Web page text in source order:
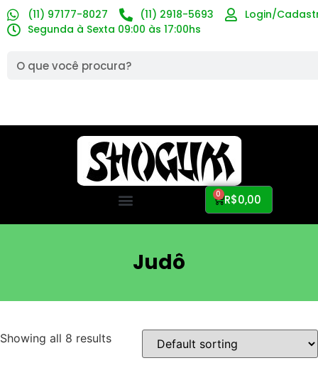
(11) 97177-8027 (11) 2918-5693
Login/
Segunda à Sexta 09:00 às 17:00hs
R$0,00
0
Judô
Showing all 8 results